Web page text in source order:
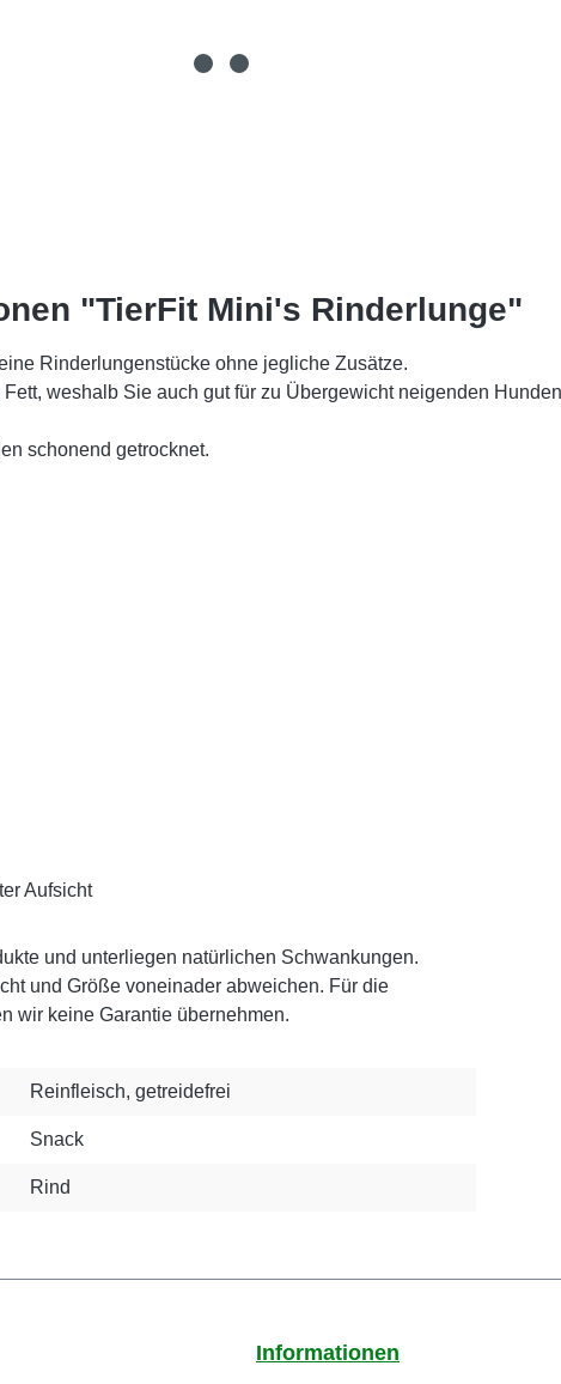
"TierFit Mini's Rinderlunge"
Rinderlungenstücke ohne jegliche Zusätze.
weshalb Sie auch gut für zu Übergewicht neigenden
schonend getrocknet.
Aufsicht
und unterliegen natürlichen Schwankungen.
und Größe voneinader abweichen. Für die
wir keine Garantie übernehmen.
Reinfleisch, getreidefrei
Snack
Rind
Informationen